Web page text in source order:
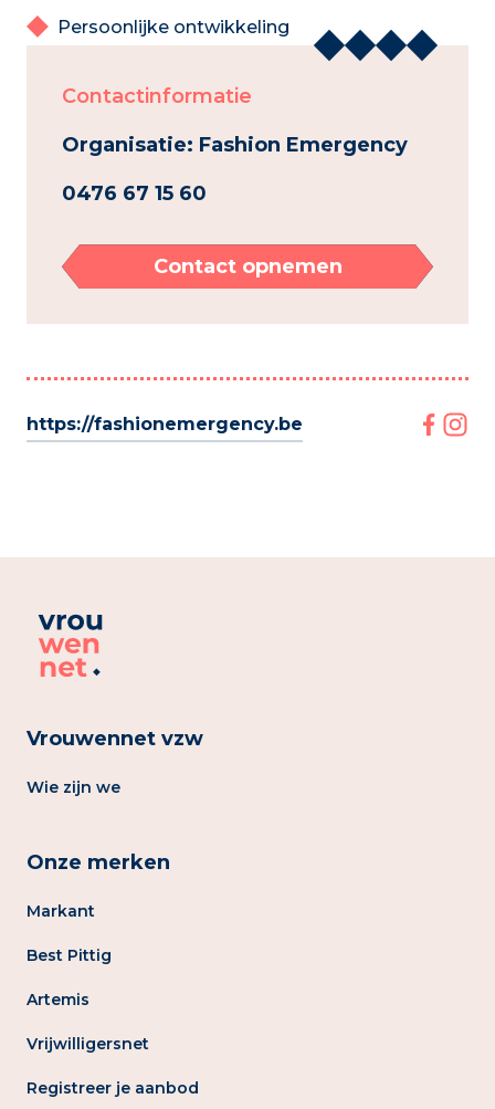
Persoonlijke ontwikkeling
Contactinformatie
Organisatie: Fashion Emergency
0476 67 15 60
Contact opnemen
https://fashionemergency.be
Vrouwennet vzw
Wie zijn we
Onze merken
Markant
Best Pittig
Artemis
Vrijwilligersnet
Registreer je aanbod